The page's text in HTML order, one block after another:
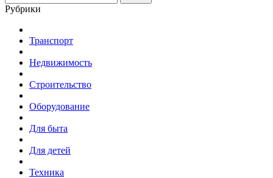
Рубрики
Транспорт
Недвижимость
Строительство
Оборудование
Для быта
Для детей
Техника